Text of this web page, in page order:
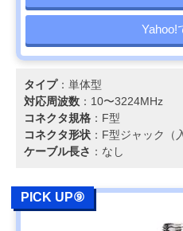
Yahoo!
タイプ：単体型
対応周波数 ：10〜3224MHz
コネクタ規格 ：F型
コネクタ形状 ：F型ジャック（
ケーブル長さ ：なし
PICK UP⑨